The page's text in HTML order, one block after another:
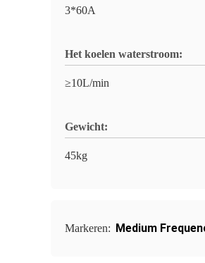
3*60A
Het koelen waterstroom:
≥10L/min
Gewicht:
45kg
Markeren: Medium